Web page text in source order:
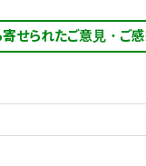
せられたご意見・ご